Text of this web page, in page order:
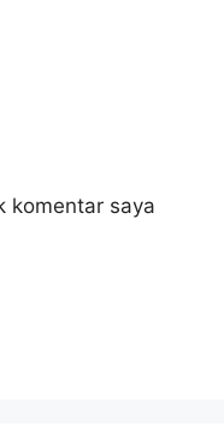
komentar saya